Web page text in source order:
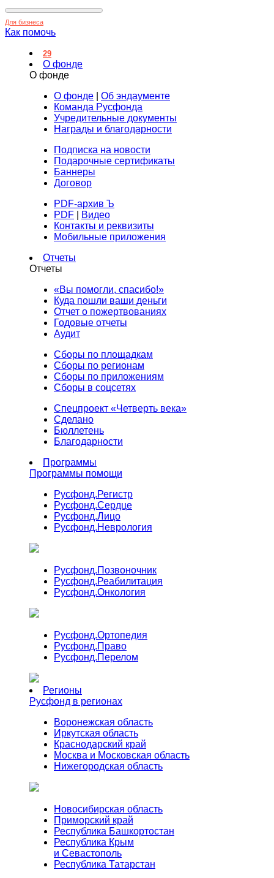
Для бизнеса
Как помочь
29
О фонде
О фонде
О фонде
Об эндаументе
Команда Русфонда
Учредительные документы
Награды и благодарности
Подписка на новости
Подарочные сертификаты
Баннеры
Договор
PDF-архив Ъ
PDF
Видео
Контакты и реквизиты
Мобильные приложения
Отчеты
Отчеты
«Вы помогли, спасибо!»
Куда пошли ваши деньги
Отчет о пожертвованиях
Годовые отчеты
Аудит
Сборы по площадкам
Сборы по регионам
Сборы по приложениям
Сборы в соцсетях
Спецпроект «Четверть века»
Сделано
Бюллетень
Благодарности
Программы
Программы помощи
Русфонд.Регистр
Русфонд.Сердце
Русфонд.Лицо
Русфонд.Неврология
Русфонд.Позвоночник
Русфонд.Реабилитация
Русфонд.Онкология
Русфонд.Ортопедия
Русфонд.Право
Русфонд.Перелом
Регионы
Русфонд в регионах
Воронежская область
Иркутская область
Краснодарский край
Москва и Московская область
Нижегородская область
Новосибирская область
Приморский край
Республика Башкортостан
Республика Крым
и Севастополь
Республика Татарстан